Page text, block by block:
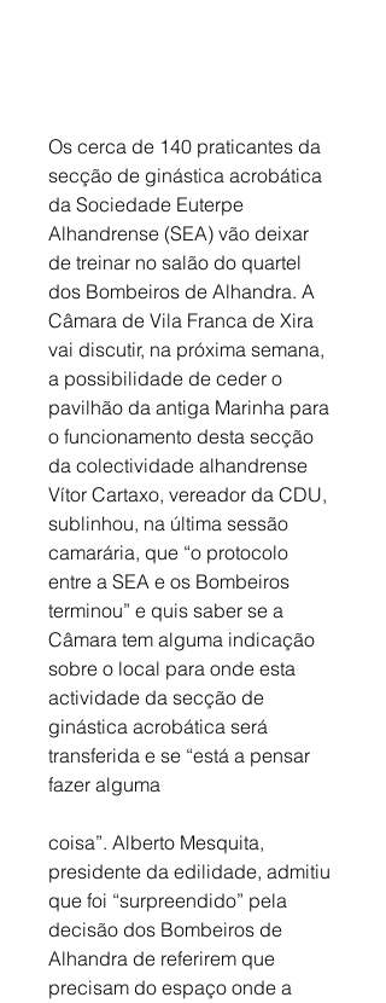
Os cerca de 140 praticantes da
secção de ginástica acrobática
da Sociedade Euterpe
Alhandrense (SEA) vão deixar
de treinar no salão do quartel
dos Bombeiros de Alhandra. A
Câmara de Vila Franca de Xira
vai discutir, na próxima semana,
a possibilidade de ceder o
pavilhão da antiga Marinha para
o funcionamento desta secção
da colectividade alhandrense
Vítor Cartaxo, vereador da CDU,
sublinhou, na última sessão
camarária, que “o protocolo
entre a SEA e os Bombeiros
terminou” e quis saber se a
Câmara tem alguma indicação
sobre o local para onde esta
actividade da secção de
ginástica acrobática será
transferida e se “está a pensar
fazer alguma
coisa”. Alberto Mesquita,
presidente da edilidade, admitiu
que foi “surpreendido” pela
decisão dos Bombeiros de
Alhandra de referirem que
precisam do espaço onde a